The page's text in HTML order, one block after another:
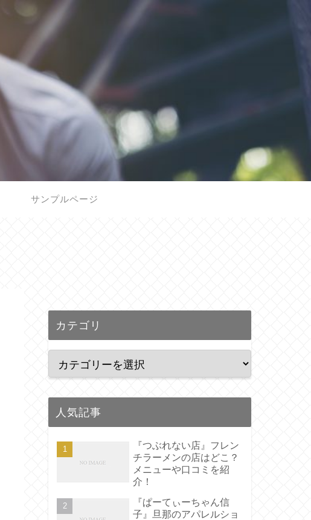
サンプルページ
カテゴリ
人気記事
『つぶれない店』フレン
チラーメンの店はどこ？
メニューや口コミを紹
介！
『ぱーてぃーちゃん信
子』旦那のアパレルショ